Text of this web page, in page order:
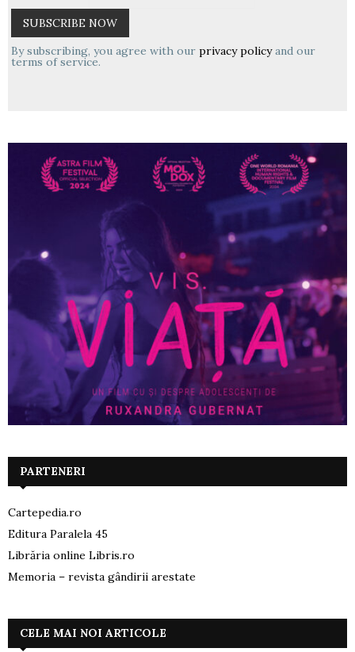
By subscribing, you agree with our privacy policyand our
terms of service.
PARTENERI
Cartepedia.ro
Editura Paralela 45
Librăria online Libris.ro
Memoria – revista gândirii arestate
CELE MAI NOI ARTICOLE